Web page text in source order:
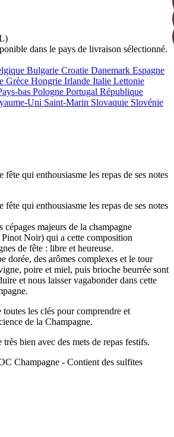
dans le pays de livraison sélectionné.
Bulgarie Croatie Danemark Espagne
Grèce Hongrie Irlande Italie Lettonie
bas Pologne Portugal République
Uni Saint-Marin Slovaquie Slovénie
fête qui enthousiasme les repas de ses notes
fête qui enthousiasme les repas de ses notes
cépages majeurs de la champagne
Noir) qui a cette composition
de fête : libre et heureuse.
dorée, des arômes complexes et le tour
poire et miel, puis brioche beurrée sont
et nous laisser vagabonder dans cette
les clés pour comprendre et
de la Champagne.
bien avec des mets de repas festifs.
Champagne - Contient des sulfites